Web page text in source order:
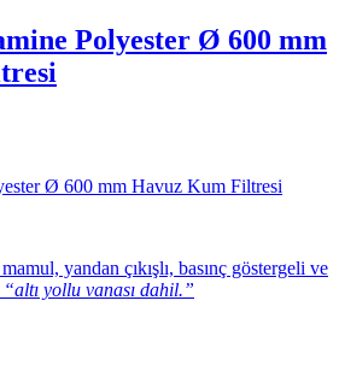
Polyester Ø 600 mm
Ø 600 mm Havuz Kum Filtresi
yandan çıkışlı, basınç göstergeli ve
yollu vanası dahil.”